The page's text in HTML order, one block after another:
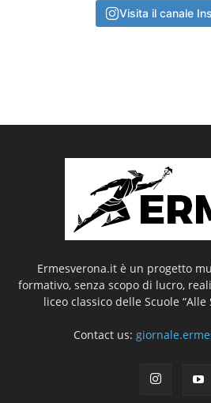
Visita il canale
Ermesverona.it è un progetto
formativo, senza scopo di lucro,
liceo classico delle Scuole “Alle
Contact us: